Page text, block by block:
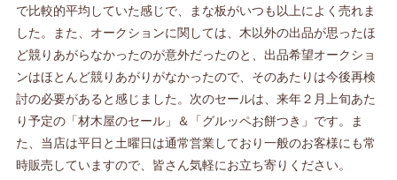
で比較的平均していた感じで、まな板がいつも以上によく売れま
した。また、オークションに関しては、木以外の出品が思ったほ
ど競りあがらなかったのが意外だったのと、出品希望オークショ
ンはほとんど競りあがりがなかったので、そのあたりは今後再検
討の必要があると感じました。次のセールは、来年２月上旬あた
り予定の「材木屋のセール」＆「グルッペお餅つき」です。ま
た、当店は平日と土曜日は通常営業しており一般のお客様にも常
時販売していますので、皆さん気軽にお立ち寄りください。